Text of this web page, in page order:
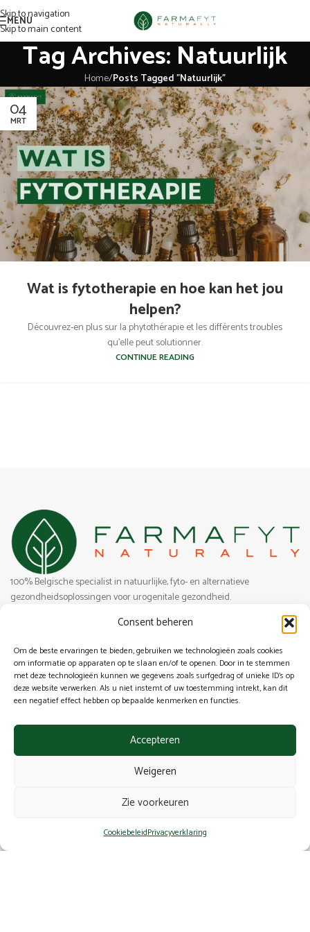
Consent beheren
Om de beste ervaringen te bieden, gebruiken we technologieën zoals cookies
om informatie op apparaten op te slaan en/of te openen. Door in te stemmen
met deze technologieën kunnen we gegevens zoals surfgedrag of unieke ID's op
deze website verwerken. Als u niet instemt of uw toestemming intrekt, kan dit
een negatief effect hebben op bepaalde kenmerken en functies.
Accepteren
Weigeren
Zie voorkeuren
CookiebeleidPrivacyverklaring
Skip to navigation
Skip to main content
MENU
Tag Archives: Natuurlijk
Home/Posts Tagged "Natuurlijk"
04
MRT
Wat is fytotherapie en hoe kan het jou
helpen?
Découvrez-en plus sur la phytothérapie et les différents troubles
qu'elle peut solutionner.
CONTINUE READING
100% Belgische specialist in natuurlijke, fyto- en alternatieve
gezondheidsoplossingen voor urogenitale gezondheid.
jobs
Ons assortiment
Algemene voorwaarden
Juridische informatie
Cookiebeleid (EU)
Farmafyt